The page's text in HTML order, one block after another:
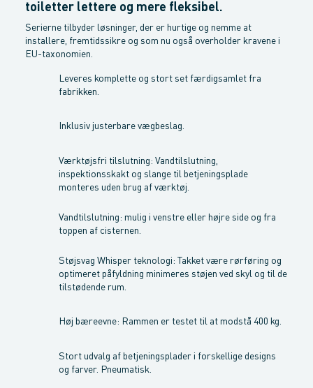
toiletter lettere og mere fleksibel.
Serierne tilbyder løsninger, der er hurtige og nemme at
installere, fremtidssikre og som nu også overholder kravene i
EU-taxonomien.
Leveres komplette og stort set færdigsamlet fra
fabrikken.
Inklusiv justerbare vægbeslag.
Værktøjsfri tilslutning: Vandtilslutning,
inspektionsskakt og slange til betjeningsplade
monteres uden brug af værktøj.
Vandtilslutning: mulig i venstre eller højre side og fra
toppen af cisternen.
Støjsvag Whisper teknologi: Takket være rørføring og
optimeret påfyldning minimeres støjen ved skyl og til de
tilstødende rum.
Høj bæreevne: Rammen er testet til at modstå 400 kg.
Stort udvalg af betjeningsplader i forskellige designs
og farver. Pneumatisk.